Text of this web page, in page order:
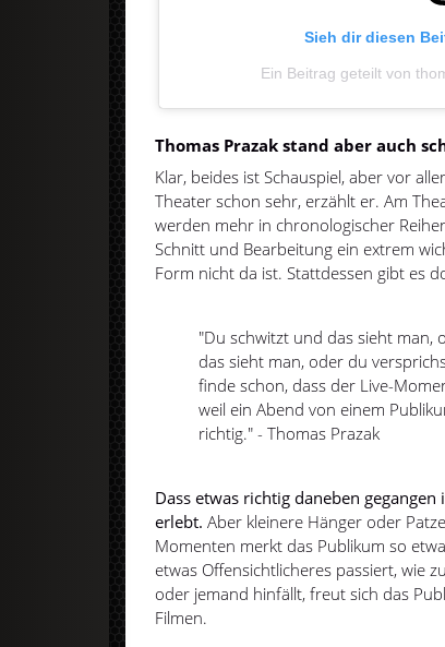
Sieh dir diesen
Ein Beitrag geteilt von
Thomas Prazak stand aber auch
Klar, beides ist Schauspiel, aber vor
Theater schon sehr, erzählt er. Am
werden mehr in chronologischer
Schnitt und Bearbeitung ein extrem
Form nicht da ist. Stattdessen gibt es
"Du schwitzt und das sieht
das sieht man, oder du
finde schon, dass der Live-
weil ein Abend von einem
richtig." - Thomas Prazak
Dass etwas richtig daneben
erlebt.Aber kleinere Hänger oder
Momenten merkt das Publikum so
etwas Offensichtlicheres passiert, wie
oder jemand hinfällt, freut sich das
Filmen.